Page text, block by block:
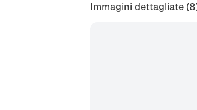
Immagini dettagliate